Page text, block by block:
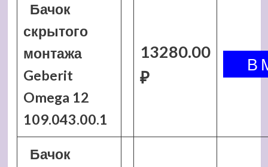
Бачок
скрытого
монтажа
Geberit
Omega 12
109.043.00.1
13280.00
₽
Бачок